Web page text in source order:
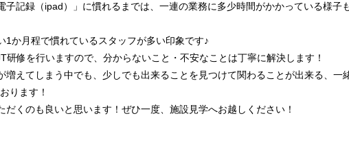
子記録（ipad）」に慣れるまでは、一連の業務に多少時間がかかっている様子
1か月程で慣れているスタッフが多い印象です♪
修を行いますので、分からないこと・不安なことは丁寧に解決します！
増えてしまう中でも、少しでも出来ることを見つけて関わることが出来る、一
ります！
くのも良いと思います！ぜひ一度、施設見学へお越しください！